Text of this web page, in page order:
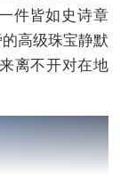
件皆如史诗章
高级珠宝静默
离不开对在地